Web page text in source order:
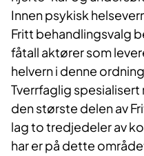
Innen psykisk
Fritt behandlingsvalg
fåtall aktører som
helvern i denne
Tverrfaglig spesialisert
den største delen av
lag to tredjedeler av
har er på dette